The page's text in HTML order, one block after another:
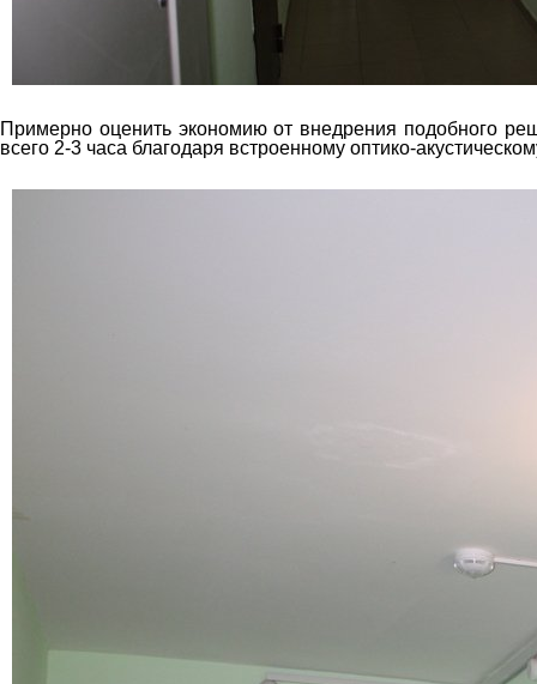
Примерно оценить экономию от внедрения подобного
всего 2-3 часа благодаря встроенному оптико-